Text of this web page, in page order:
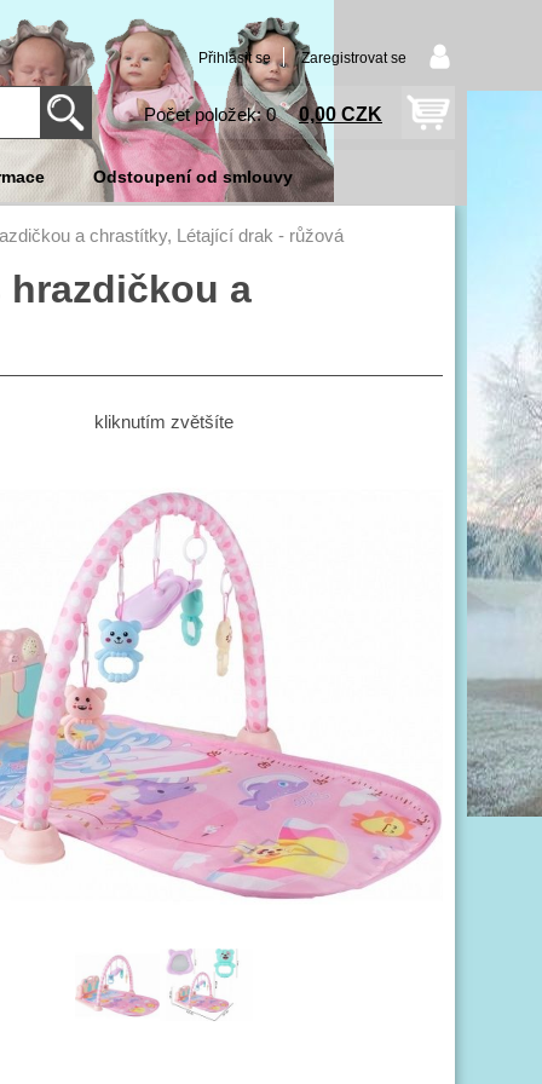
Přihlásit se Zaregistrovat se
Počet položek: 0 0,00 CZK
Odstoupení od smlouvy
a chrastítky, Létající drak - růžová
a
kliknutím zvětšíte